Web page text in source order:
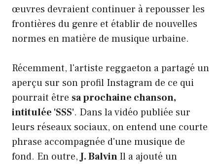
œuvres devraient continuer à repousser les
frontières du genre et établir de nouvelles
normes en matière de musique urbaine.
Récemment, l'artiste reggaeton a partagé un
aperçu sur son profil Instagram de ce qui
pourrait être sa prochaine chanson,
intitulée 'SSS'. Dans la vidéo publiée sur
leurs réseaux sociaux, on entend une courte
phrase accompagnée d'une musique de
fond. En outre,J. BalvinIl a ajouté un